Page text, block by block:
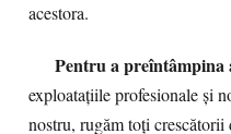
acestora.
Pentru a preîntâmpina
exploatațiile profesionale și
nostru, rugăm toți crescătorii